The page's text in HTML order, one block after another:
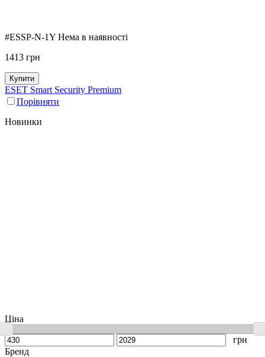
#ESSP-N-1Y Нема в наявності
1413 грн
Купити
ESET Smart Security Premium
Порівняти
Новинки
Ціна
грн
Бренд